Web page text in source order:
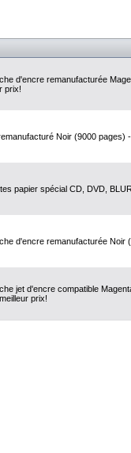
d'encre remanufacturée
prix!
Noir (9000 pages)
papier spécial CD, DVD,
d'encre remanufacturée Noir
jet d'encre compatible
prix!